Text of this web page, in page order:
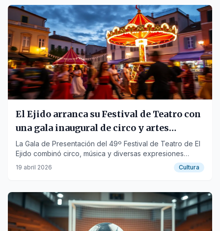
El Ejido arranca su Festival de Teatro con
una gala inaugural de circo y artes
escénicas
La Gala de Presentación del 49º Festival de Teatro de El
Ejido combinó circo, música y diversas expresiones
artísticas para dar inicio a un mes de intensa actividad
19 abril 2026 Cultura